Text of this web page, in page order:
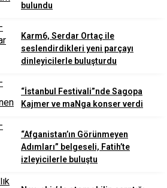
bulundu
Karm6, Serdar Ortaç ile
seslendirdikleri yeni parçayı
dinleyicilerle buluşturdu
“İstanbul Festivali”nde Sagopa
Kajmer ve maNga konser verdi
“Afganistan’ın Görünmeyen
Adımları” belgeseli, Fatih’te
izleyicilerle buluştu